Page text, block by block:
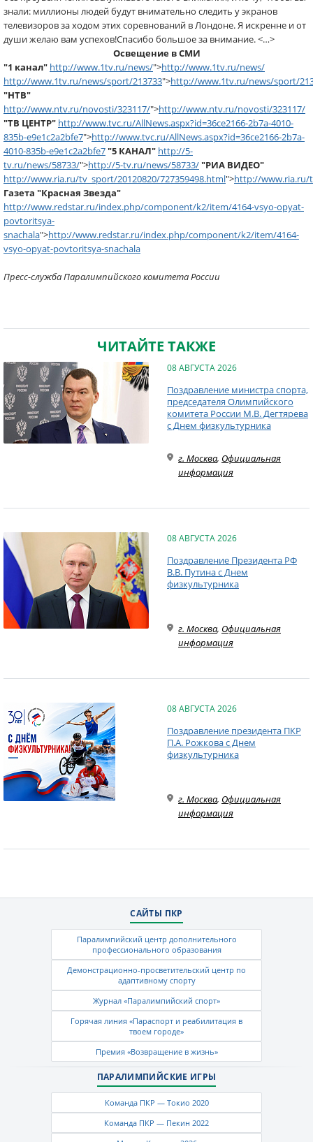
знали: миллионы людей будут внимательно следить у экранов
телевизоров за ходом этих соревнований в Лондоне. Я искренне и от
души желаю вам успехов!Спасибо большое за внимание. <…>
Освещение в СМИ
"1 канал" http://www.1tv.ru/news/">http://www.1tv.ru/news/
http://www.1tv.ru/news/sport/213733">http://www.1tv.ru/news/sport/
"НТВ"
http://www.ntv.ru/novosti/323117/">http://www.ntv.ru/novosti/323117/
"ТВ ЦЕНТР" http://www.tvc.ru/AllNews.aspx?id=36ce2166-2b7a-4010-
835b-e9e1c2a2bfe7">http://www.tvc.ru/AllNews.aspx?id=36ce2166-2b7a-
4010-835b-e9e1c2a2bfe7"5 КАНАЛ" http://5-
tv.ru/news/58733/">http://5-tv.ru/news/58733/"РИА ВИДЕО"
http://www.ria.ru/tv_sport/20120820/727359498.html">http://www.ria.ru/
Газета "Красная Звезда"
http://www.redstar.ru/index.php/component/k2/item/4164-vsyo-opyat-
povtoritsya-
snachala">http://www.redstar.ru/index.php/component/k2/item/4164-
vsyo-opyat-povtoritsya-snachala
Пресс-служба Паралимпийского комитета России
ЧИТАЙТЕ ТАКЖЕ
08 АВГУСТА 2026
Поздравление министра спорта,
председателя Олимпийского
комитета России М.В. Дегтярева
с Днем физкультурника
г. Москва, Официальная
информация
08 АВГУСТА 2026
Поздравление Президента РФ
В.В. Путина с Днем
физкультурника
г. Москва, Официальная
информация
08 АВГУСТА 2026
Поздравление президента ПКР
П.А. Рожкова с Днем
физкультурника
г. Москва, Официальная
информация
САЙТЫ ПКР
Паралимпийский центр дополнительного
профессионального образования
Демонстрационно-просветительский центр по
адаптивному спорту
Журнал «Паралимпийский спорт»
Горячая линия «Параспорт и реабилитация в
твоем городе»
Премия «Возвращение в жизнь»
ПАРАЛИМПИЙСКИЕ ИГРЫ
Команда ПКР — Токио 2020
Команда ПКР — Пекин 2022